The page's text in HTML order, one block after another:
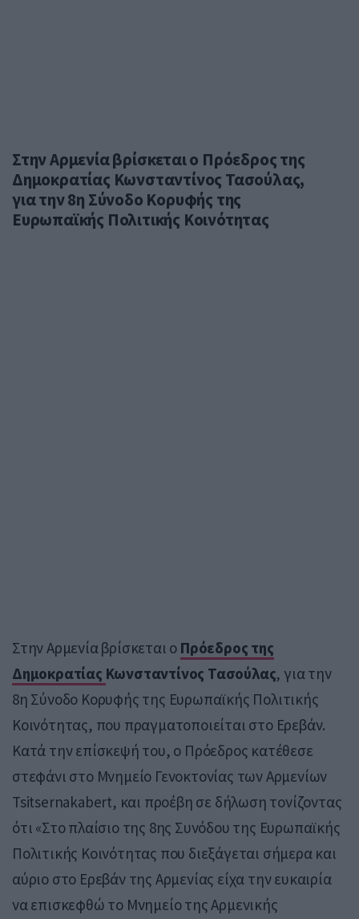
Στην Αρμενία βρίσκεται ο Πρόεδρος της
Δημοκρατίας Κωνσταντίνος Τασούλας,
για την 8η Σύνοδο Κορυφής της
Ευρωπαϊκής Πολιτικής Κοινότητας
Στην Αρμενία βρίσκεται ο Πρόεδρος της
Δημοκρατίας Κωνσταντίνος Τασούλας, για την
8η Σύνοδο Κορυφής της Ευρωπαϊκής Πολιτικής
Κοινότητας, που πραγματοποιείται στο Ερεβάν.
Κατά την επίσκεψή του, ο Πρόεδρος κατέθεσε
στεφάνι στο Μνημείο Γενοκτονίας των Αρμενίων
Tsitsernakabert, και προέβη σε δήλωση τονίζοντας
ότι «Στο πλαίσιο της 8ης Συνόδου της Ευρωπαϊκής
Πολιτικής Κοινότητας που διεξάγεται σήμερα και
αύριο στο Ερεβάν της Αρμενίας είχα την ευκαιρία
να επισκεφθώ το Μνημείο της Αρμενικής